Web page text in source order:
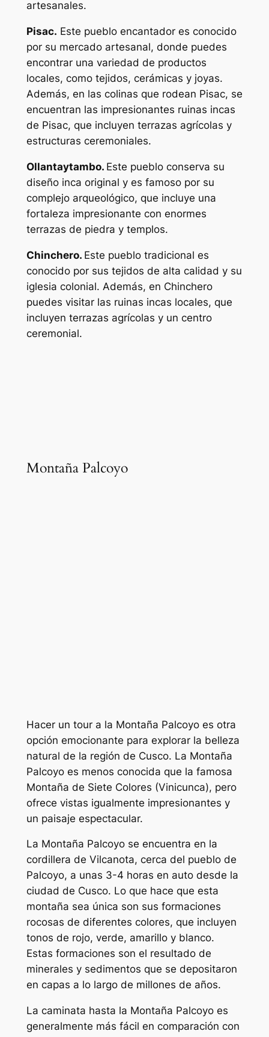
artesanales.
Pisac. Este pueblo encantador es conocido
por su mercado artesanal, donde puedes
encontrar una variedad de productos
locales, como tejidos, cerámicas y joyas.
Además, en las colinas que rodean Pisac, se
encuentran las impresionantes ruinas incas
de Pisac, que incluyen terrazas agrícolas y
estructuras ceremoniales.
Ollantaytambo. Este pueblo conserva su
diseño inca original y es famoso por su
complejo arqueológico, que incluye una
fortaleza impresionante con enormes
terrazas de piedra y templos.
Chinchero. Este pueblo tradicional es
conocido por sus tejidos de alta calidad y su
iglesia colonial. Además, en Chinchero
puedes visitar las ruinas incas locales, que
incluyen terrazas agrícolas y un centro
ceremonial.
Montaña Palcoyo
Hacer un tour a la Montaña Palcoyo es otra
opción emocionante para explorar la belleza
natural de la región de Cusco. La Montaña
Palcoyo es menos conocida que la famosa
Montaña de Siete Colores (Vinicunca), pero
ofrece vistas igualmente impresionantes y
un paisaje espectacular.
La Montaña Palcoyo se encuentra en la
cordillera de Vilcanota, cerca del pueblo de
Palcoyo, a unas 3-4 horas en auto desde la
ciudad de Cusco. Lo que hace que esta
montaña sea única son sus formaciones
rocosas de diferentes colores, que incluyen
tonos de rojo, verde, amarillo y blanco.
Estas formaciones son el resultado de
minerales y sedimentos que se depositaron
en capas a lo largo de millones de años.
La caminata hasta la Montaña Palcoyo es
generalmente más fácil en comparación con